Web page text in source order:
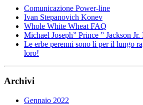
Comunicazione Power-line
Ivan Stepanovich Konev
Whole White Wheat FAQ
Michael Joseph” Prince ” Jackson
Le erbe perenni sono lì per il lungo
loro!
Archivi
Gennaio 2022